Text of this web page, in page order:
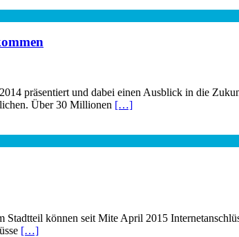
präsentiert und dabei einen Ausblick in die
Über 30 Millionen […]
können seit Mite April 2015
[…]